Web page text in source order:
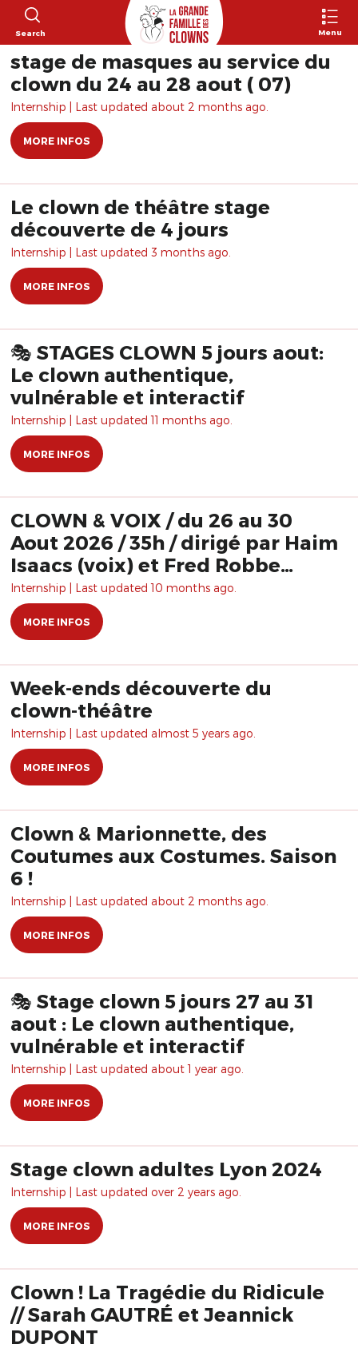
Search Menu
stage de masques au service du
clown du 24 au 28 aout ( 07)
Internship | Last updated about 2 months ago.
MORE INFOS
Le clown de théâtre stage
découverte de 4 jours
Internship | Last updated 3 months ago.
MORE INFOS
🎭 STAGES CLOWN 5 jours aout:
Le clown authentique,
vulnérable et interactif
Internship | Last updated 11 months ago.
MORE INFOS
CLOWN & VOIX / du 26 au 30
Aout 2026 / 35h / dirigé par Haim
Isaacs (voix) et Fred Robbe
(clown)
Internship | Last updated 10 months ago.
MORE INFOS
Week-ends découverte du
clown-théâtre
Internship | Last updated almost 5 years ago.
MORE INFOS
Clown & Marionnette, des
Coutumes aux Costumes. Saison
6 !
Internship | Last updated about 2 months ago.
MORE INFOS
🎭 Stage clown 5 jours 27 au 31
aout : Le clown authentique,
vulnérable et interactif
Internship | Last updated about 1 year ago.
MORE INFOS
Stage clown adultes Lyon 2024
Internship | Last updated over 2 years ago.
MORE INFOS
Clown ! La Tragédie du Ridicule
// Sarah GAUTRÉ et Jeannick
DUPONT